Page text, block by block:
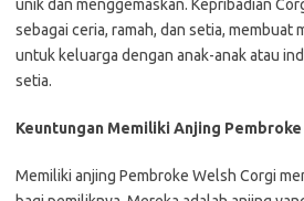
unik dan menggemaskan. Kepribadian
sebagai ceria, ramah, dan setia, membuat
untuk keluarga dengan anak-anak atau
setia.
Keuntungan Memiliki Anjing
Memiliki anjing Pembroke Welsh Corgi